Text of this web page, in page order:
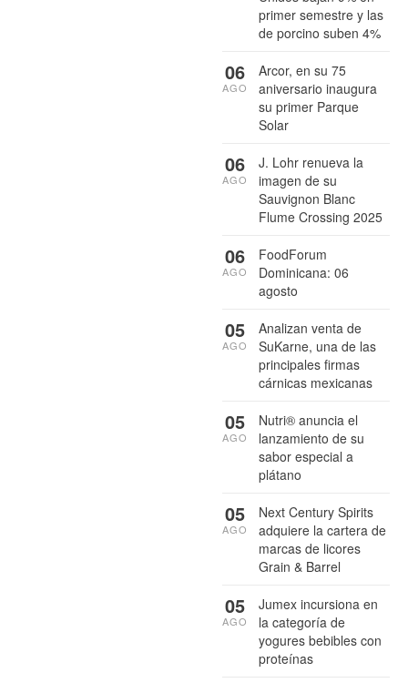
primer semestre y las
de porcino suben 4%
Arcor, en su 75
aniversario inaugura
su primer Parque
Solar
06
AGO
J. Lohr renueva la
imagen de su
Sauvignon Blanc
Flume Crossing 2025
06
AGO
FoodForum
Dominicana: 06
agosto
06
AGO
Analizan venta de
SuKarne, una de las
principales firmas
cárnicas mexicanas
05
AGO
Nutri® anuncia el
lanzamiento de su
sabor especial a
plátano
05
AGO
Next Century Spirits
adquiere la cartera de
marcas de licores
Grain & Barrel
05
AGO
Jumex incursiona en
la categoría de
yogures bebibles con
proteínas
05
AGO